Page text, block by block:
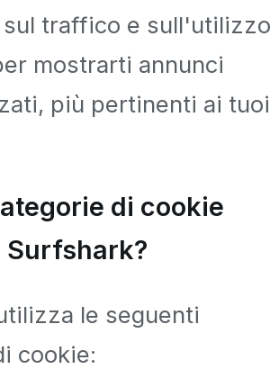
traffico e sull'utilizzo
mostrarti annunci
più pertinenti ai tuoi
di cookie
le seguenti
cookie: